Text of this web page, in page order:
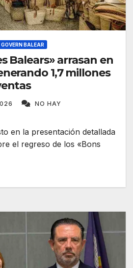
GOVERN BALEAR
Balears» arrasan en
1,7 millones
NO HAY
en la presentación detallada
el regreso de los «Bons